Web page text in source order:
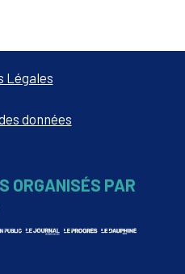
ORGANISÉS PAR
Légales
données